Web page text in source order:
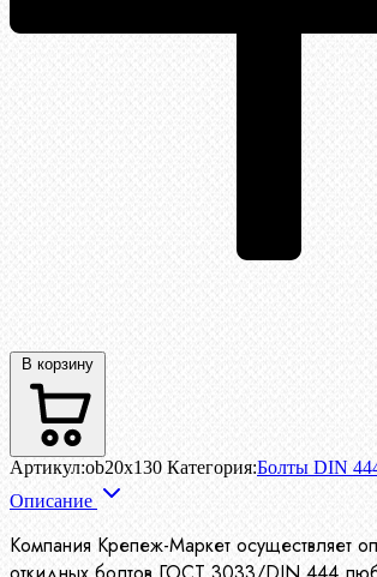
В корзину
Артикул:ob20x130 Категория:Болты DIN
Описание
Компания Крепеж-Маркет осуществляет